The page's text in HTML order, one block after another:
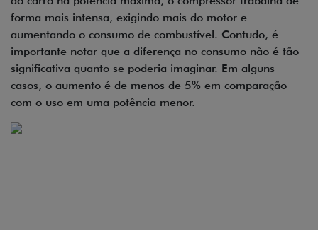
forma mais intensa, exigindo mais do motor e
aumentando o consumo de combustível. Contudo, é
importante notar que a diferença no consumo não é tão
significativa quanto se poderia imaginar. Em alguns
casos, o aumento é de menos de 5% em comparação
com o uso em uma potência menor.